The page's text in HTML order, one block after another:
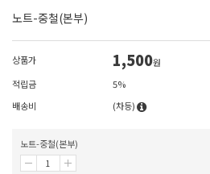
노트-중철(본부)
상품가 1,500원
적립금
5%
배송비
(차등)
노트-중철(본부)